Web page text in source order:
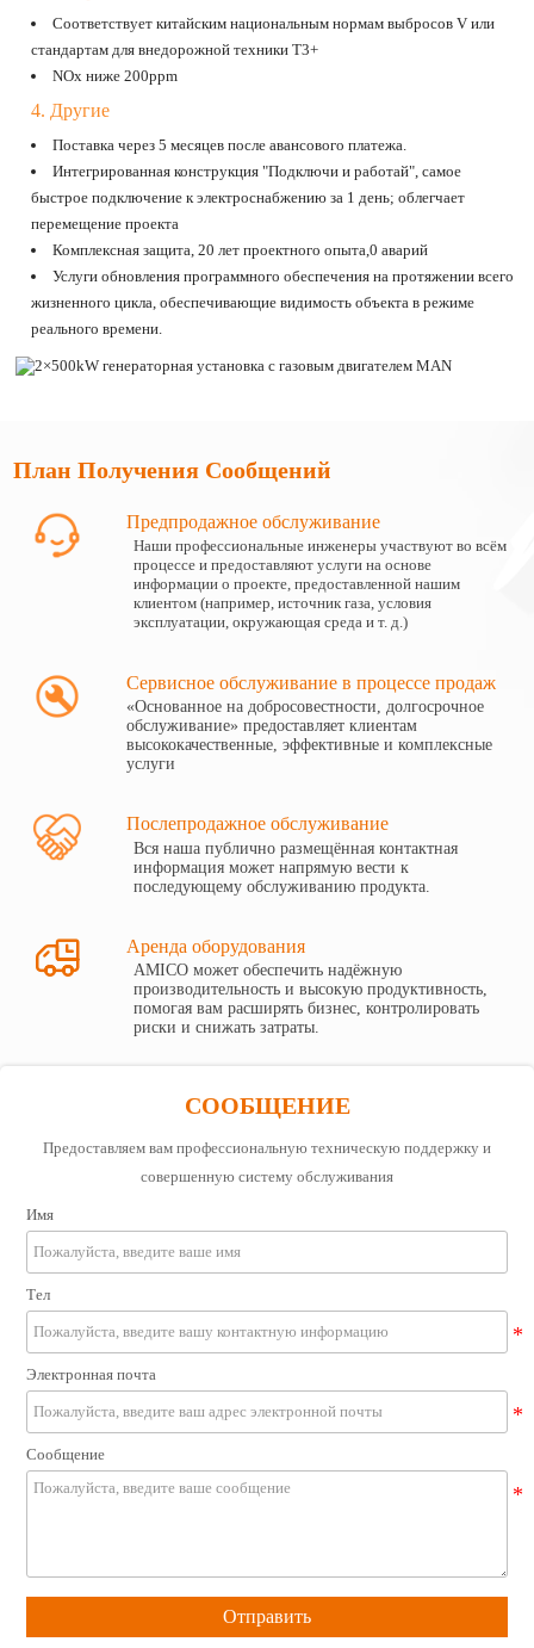
Соответствует китайским национальным нормам выбросов V или
стандартам для внедорожной техники T3+
NOx ниже 200ppm
4. Другие
Поставка через 5 месяцев после авансового платежа.
Интегрированная конструкция "Подключи и работай", самое
быстрое подключение к электроснабжению за 1 день; облегчает
перемещение проекта
Комплексная защита, 20 лет проектного опыта,0 аварий
Услуги обновления программного обеспечения на протяжении всего
жизненного цикла, обеспечивающие видимость объекта в режиме
реального времени.
План Получения Сообщений
Предпродажное обслуживание
Наши профессиональные инженеры участвуют во всём
процессе и предоставляют услуги на основе
информации о проекте, предоставленной нашим
клиентом (например, источник газа, условия
эксплуатации, окружающая среда и т. д.)
Сервисное обслуживание в процессе продаж
«Основанное на добросовестности, долгосрочное
обслуживание» предоставляет клиентам
высококачественные, эффективные и комплексные
услуги
Послепродажное обслуживание
Вся наша публично размещённая контактная
информация может напрямую вести к
последующему обслуживанию продукта.
 Аренда оборудования
AMICO может обеспечить надёжную
производительность и высокую продуктивность,
помогая вам расширять бизнес, контролировать
риски и снижать затраты.
СООБЩЕНИЕ
Предоставляем вам профессиональную техническую поддержку и
совершенную систему обслуживания
Имя
Тел
Электронная почта
Сообщение
Отправить